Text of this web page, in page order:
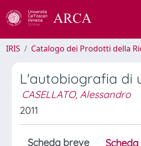
IRIS Catalogo dei Prodotti della
L'autobiografia di
CASELLATO, Alessandro
2011
Scheda breve